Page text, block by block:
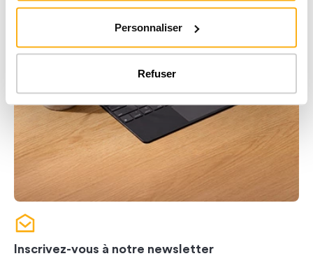
Personnaliser
Refuser
Inscrivez-vous à notre newsletter